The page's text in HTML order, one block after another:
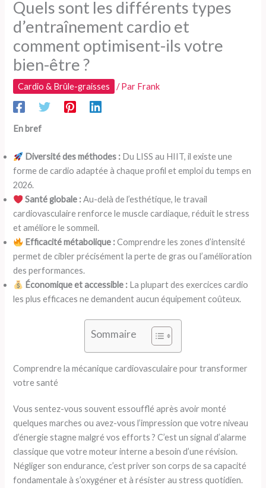
Quels sont les différents types
d’entraînement cardio et
comment optimisent-ils votre
bien-être ?
Cardio & Brûle-graisses / Par Frank
En bref
Diversité des méthodes : Du LISS au HIIT, il existe une
forme de cardio adaptée à chaque profil et emploi du temps en
2026.
Santé globale :Au-delà de l’esthétique, le travail
cardiovasculaire renforce le muscle cardiaque, réduit le stress
et améliore le sommeil.
Efficacité métabolique :Comprendre les zones d’intensité
permet de cibler précisément la perte de gras ou l’amélioration
des performances.
Économique et accessible : La plupart des exercices cardio
les plus efficaces ne demandent aucun équipement coûteux.
Sommaire
Comprendre la mécanique cardiovasculaire pour transformer
votre santé
Vous sentez-vous souvent essoufflé après avoir monté
quelques marches ou avez-vous l’impression que votre niveau
d’énergie stagne malgré vos efforts ? C’est un signal d’alarme
classique que votre moteur interne a besoin d’une révision.
Négliger son endurance, c’est priver son corps de sa capacité
fondamentale à s’oxygéner et à résister au stress quotidien.